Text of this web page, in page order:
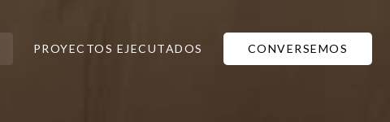
PROYECTOS EJECUTADOS CONVERSEMOS